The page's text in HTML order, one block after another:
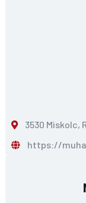
3530 Miskolc,
https://